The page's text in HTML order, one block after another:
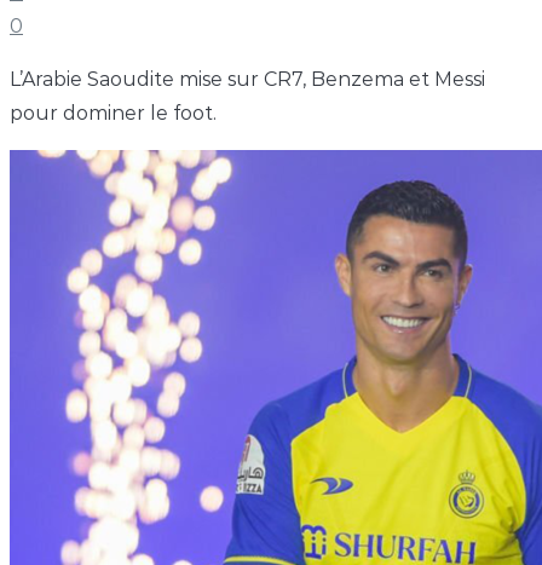
0
L’Arabie Saoudite mise sur CR7, Benzema et Messi
pour dominer le foot.